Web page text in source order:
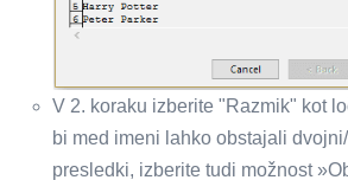
V 2. koraku izberite "Razmik" kot
bi med imeni lahko obstajali
presledki, izberite tudi možnost